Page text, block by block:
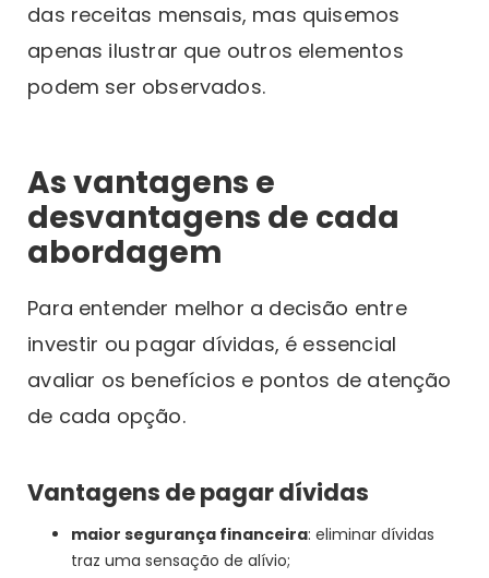
das receitas mensais, mas quisemos
apenas ilustrar que outros elementos
podem ser observados.
As vantagens e
desvantagens de cada
abordagem
Para entender melhor a decisão entre
investir ou pagar dívidas, é essencial
avaliar os benefícios e pontos de atenção
de cada opção.
Vantagens de pagar dívidas
maior segurança financeira: eliminar dívidas
traz uma sensação de alívio;